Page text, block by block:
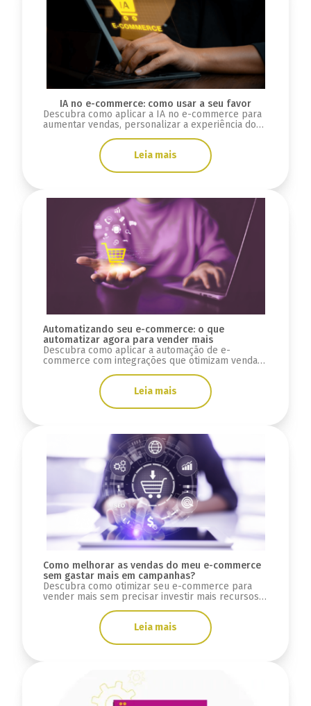
IA no e-commerce: como usar a seu favor
Descubra como aplicar a IA no e-commerce para
aumentar vendas, personalizar a experiência do
Leia mais
Automatizando seu e-commerce: o que
automatizar agora para vender mais
Descubra como aplicar a automação de e-
commerce com integrações que otimizam vendas,
Leia mais
Como melhorar as vendas do meu e-commerce
sem gastar mais em campanhas?
Descubra como otimizar seu e-commerce para
vender mais sem precisar investir mais recursos
Leia mais